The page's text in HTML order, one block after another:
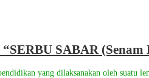
SABAR
yang dilaksanakan oleh suatu